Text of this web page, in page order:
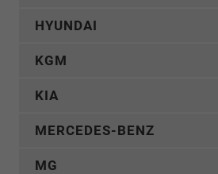
HYUNDAI
KGM
KIA
MERCEDES-BENZ
MG